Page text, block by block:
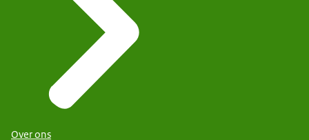
Over ons